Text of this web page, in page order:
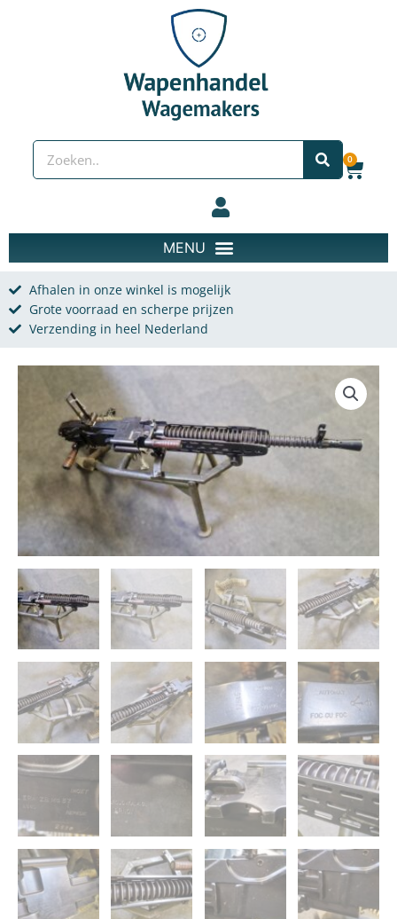
0
Afhalen in onze winkel is mogelijk
Grote voorraad en scherpe prijzen
Verzending in heel Nederland
BRNO ZB37 WW II (onklaar) aantal